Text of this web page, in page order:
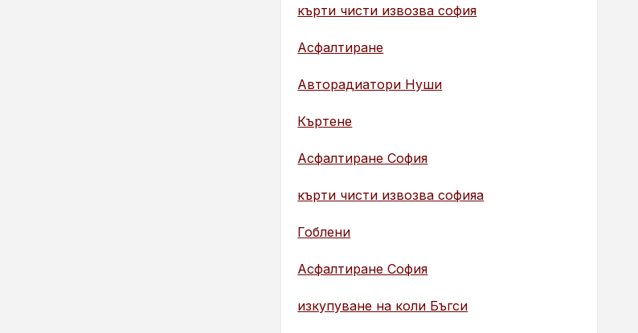
кърти чисти извозва софия
Асфалтиране
Авторадиатори Нуши
Къртене
Асфалтиране София
кърти чисти извозва софияа
Гоблени
Асфалтиране София
изкупуване на коли Бъгси